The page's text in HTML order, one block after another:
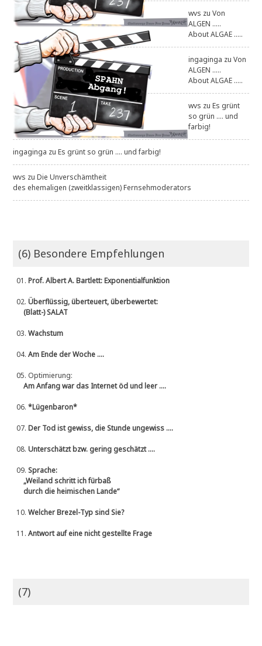
wvs zuVon
ALGEN .....
About ALGAE .....
ingaginga zuVon
ALGEN .....
About ALGAE .....
wvs zuEs grünt
so grün .... und
farbig!
ingaginga zuEs grünt so grün .... und farbig!
wvs zuDie Unverschämtheit
des ehemaligen (zweitklassigen) Fernsehmoderators
(6) Besondere Empfehlungen
01.Prof. Albert A. Bartlett: Exponentialfunktion
02.Überflüssig, überteuert, überbewertet:
(Blatt-) SALAT
03.Wachstum
04.Am Ende der Woche ....
05. Optimierung:
Am Anfang war das Internet öd und leer ....
06.*Lügenbaron*
07.Der Tod ist gewiss, die Stunde ungewiss ....
08.Unterschätzt bzw. gering geschätzt ....
09.Sprache:
„Weiland schritt ich fürbaß
durch die heimischen Lande“
10.Welcher Brezel-Typ sind Sie?
11.Antwort auf eine nicht gestellte Frage
(7)